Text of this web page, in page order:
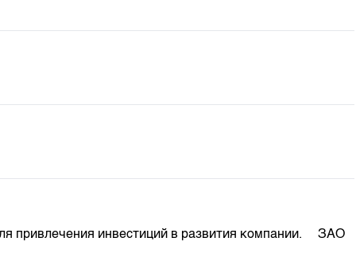
привлечения инвестиций в развития компании. ЗАО